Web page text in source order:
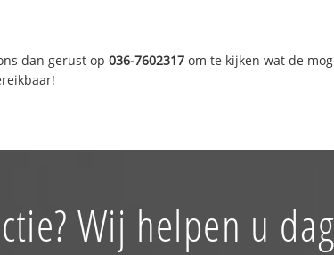
dan gerust op036-7602317 om te kijken wat de
Wij helpen u